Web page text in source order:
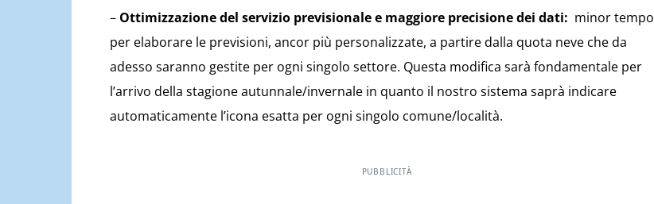
– Ottimizzazione del servizio previsionale e maggiore precisione dei dati: minor tempo
per elaborare le previsioni, ancor più personalizzate, a partire dalla quota neve che da
adesso saranno gestite per ogni singolo settore. Questa modifica sarà fondamentale per
l’arrivo della stagione autunnale/invernale in quanto il nostro sistema saprà indicare
automaticamente l’icona esatta per ogni singolo comune/località.
PUBBLICITÀ